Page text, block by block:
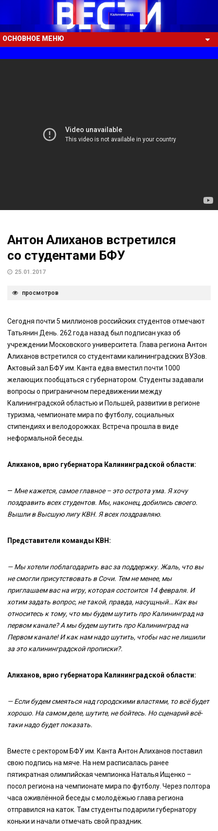
ОСНОВНОЕ МЕНЮ
Антон Алиханов встретился
со студентами БФУ
25.01.2017
просмотров
Сегодня почти 5 миллионов российских студентов отмечают
Татьянин День. 262 года назад был подписан указ об
учреждении Московского университета. Глава региона Антон
Алиханов встретился со студентами калининградских ВУЗов.
Актовый зал БФУ им. Канта едва вместил почти 1000
желающих пообщаться с губернатором. Студенты задавали
вопросы о приграничном передвижении между
Калининградской областью и Польшей, развитии в регионе
туризма, чемпионате мира по футболу, социальных
стипендиях и велодорожках. Встреча прошла в виде
неформальной беседы.
Алиханов, врио губернатора Калининградской области:
— Мне кажется, самое главное – это острота ума. Я хочу
поздравить всех студентов. Мы, наконец, добились своего.
Вышли в Высшую лигу КВН. Я всех поздравляю.
Представители команды КВН:
— Мы хотели поблагодарить вас за поддержку. Жаль, что вы
не смогли присутствовать в Сочи. Тем не менее, мы
приглашаем вас на игру, которая состоится 14 февраля. И
хотим задать вопрос, не такой, правда, насущный… Как вы
относитесь к тому, что мы будем шутить про Калининград на
первом канале? А мы будем шутить про Калининград на
Первом канале! И как нам надо шутить, чтобы нас не лишили
за это калининградской прописки?.
Алиханов, врио губернатора Калининградской области:
— Если будем смеяться над городскими властями, то всё будет
хорошо. На самом деле, шутите, не бойтесь. Но сценарий всё-
таки надо будет показать.
Вместе с ректором БФУ им. Канта Антон Алиханов поставил
свою подпись на мяче. На нем расписалась ранее
пятикратная олимпийская чемпионка Наталья Ищенко –
посол региона на чемпионате мира по футболу. Через полтора
часа оживлённой беседы с молодёжью глава региона
отправился на каток. Там студенты подарили губернатору
коньки и начали отмечать свой праздник.